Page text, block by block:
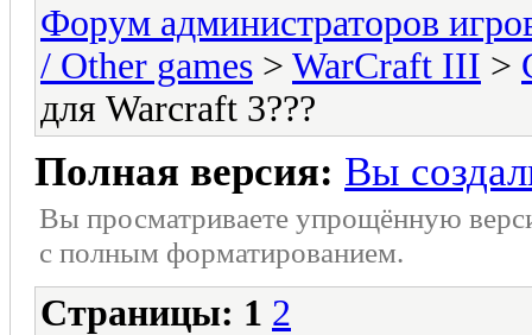
Форум администраторов
/ Other games > WarCraft III >
для Warcraft 3???
Полная версия: Вы
Вы просматриваете упрощённую
с полным форматированием.
Страницы: 1 2